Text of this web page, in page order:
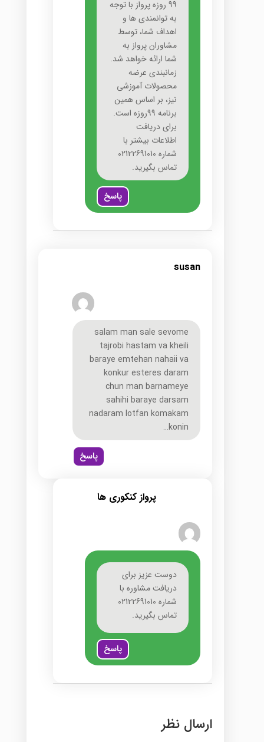
99 روزه پرواز با توجه
به توانمندی ها و
اهداف شما، توسط
مشاوران پرواز به
شما ارائه خواهد شد.
زمانبندی عرضه
محصولات آموزشی
نیز، بر اساس همین
برنامه 99روزه است.
برای دریافت
اطلاعات بیشتر با
شماره 02122691010
تماس بگیرید.
پاسخ
susan
salam man sale sevome
tajrobi hastam va kheili
baraye emtehan nahaii va
konkur esteres daram
chun man barnameye
sahihi baraye darsam
nadaram lotfan komakam
konin…
پاسخ
پرواز کنکوری ها
دوست عزیز برای
دریافت مشاوره با
شماره 02122691010
تماس بگیرید.
پاسخ
ارسال نظر